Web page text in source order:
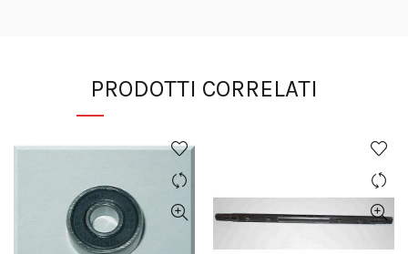
PRODOTTI CORRELATI